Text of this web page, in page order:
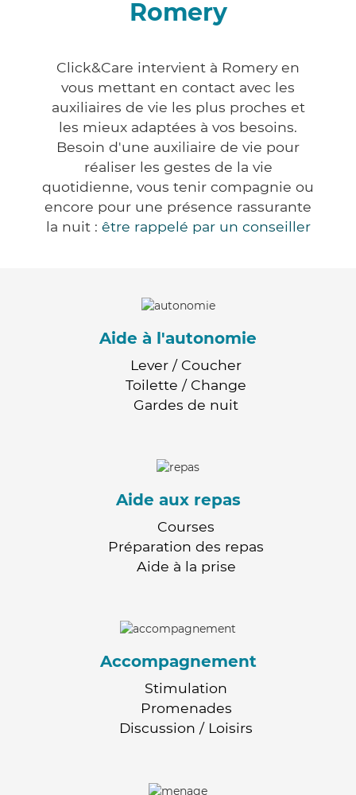
Romery
Click&Care intervient à Romery en
vous mettant en contact avec les
auxiliaires de vie les plus proches et
les mieux adaptées à vos besoins.
Besoin d'une auxiliaire de vie pour
réaliser les gestes de la vie
quotidienne, vous tenir compagnie ou
encore pour une présence rassurante
la nuit : être rappelé par un conseiller
Aide à l'autonomie
Lever / Coucher
Toilette / Change
Gardes de nuit
Aide aux repas
Courses
Préparation des repas
Aide à la prise
Accompagnement
Stimulation
Promenades
Discussion / Loisirs